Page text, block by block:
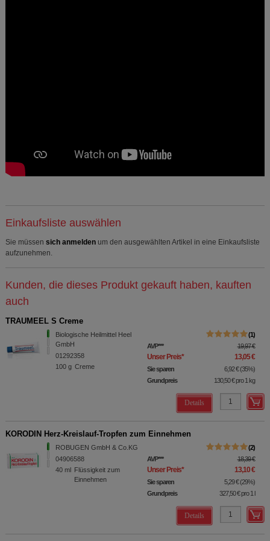
Einkaufsliste auswählen
Sie müssen sich anmelden um den ausgewählten Artikel in eine Einkaufsliste
aufzunehmen.
Kunden, die dieses Produkt gekauft haben, kauften
auch
TRAUMEEL S Creme
Biologische Heilmittel Heel
GmbH
01292358
100 g Creme
1
AVP*** 19,97 €
Unser Preis* 13,05 €
Sie sparen 6,92 € (35%)
Grundpreis
130,50 €pro 1 kg
Details
KORODIN Herz-Kreislauf-Tropfen zum Einnehmen
ROBUGEN GmbH & Co.KG
04906588
40 ml
Flüssigkeit zum
Einnehmen
2
AVP*** 18,39 €
Unser Preis* 13,10 €
Sie sparen 5,29 € (29%)
Grundpreis
327,50 €pro 1 l
Details